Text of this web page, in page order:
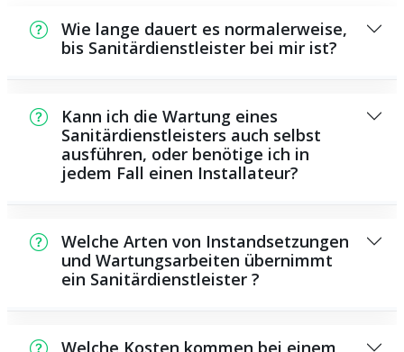
Wie lange dauert es normalerweise,
bis Sanitärdienstleister bei mir ist?
kurzen Zeitraum an der Schadensstelle sein.
Dies hängt unter anderem von der
Auftragslage zu dem Zeitraum ab sowie von
der Verkehrssituation und der örtlichen
Kann ich die Wartung eines
Sanitärdienstleisters auch selbst
ausführen, oder benötige ich in
jedem Fall einen Installateur?
Wartungsarbeiten, die Sie selbst
durchführen können, zum Beispiel die
Anwendung von Rohrreinigungsmitteln aus
Einsatz von speziellem Werkzeug oder
Welche Arten von Instandsetzungen
und Wartungsarbeiten übernimmt
ein Sanitärdienstleister ?
Anzahl von Instandsetzungen und